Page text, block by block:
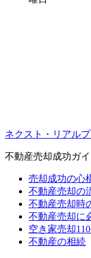
ネクスト・リアル
不動産売却成功ガイ
売却成功の心
不動産売却の
不動産売却時
不動産売却に
空き家売却
不動産の相続